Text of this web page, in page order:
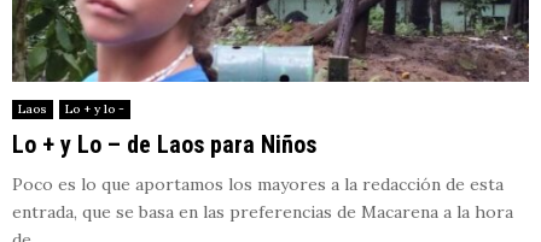
Laos Lo + y lo -
Lo + y Lo – de Laos para Niños
Poco es lo que aportamos los mayores a la redacción de esta
entrada, que se basa en las preferencias de Macarena a la hora